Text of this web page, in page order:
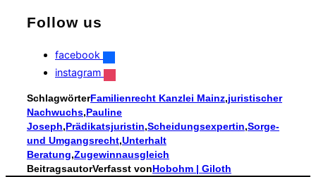
Follow us
facebook
instagram
SchlagwörterFamilienrecht Kanzlei Mainz,juristischer
Nachwuchs,Pauline
Joseph,Prädikatsjuristin,Scheidungsexpertin,Sorge-
und Umgangsrecht,Unterhalt
Beratung,Zugewinnausgleich
BeitragsautorVerfasst vonHobohm | Giloth